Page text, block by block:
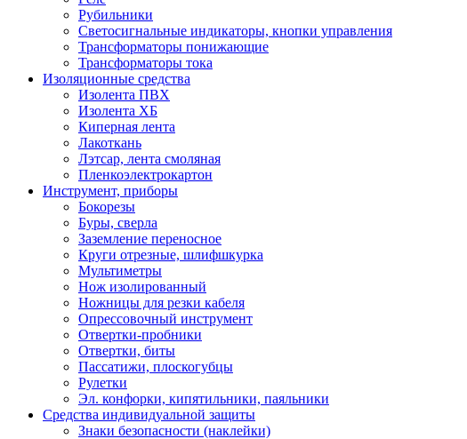
Рубильники
Светосигнальные индикаторы, кнопки управления
Трансформаторы понижающие
Трансформаторы тока
Изоляционные средства
Изолента ПВХ
Изолента ХБ
Киперная лента
Лакоткань
Лэтсар, лента смоляная
Пленкоэлектрокартон
Инструмент, приборы
Бокорезы
Буры, сверла
Заземление переносное
Круги отрезные, шлифшкурка
Мультиметры
Нож изолированный
Ножницы для резки кабеля
Опрессовочный инструмент
Отвертки-пробники
Отвертки, биты
Пассатижи, плоскогубцы
Рулетки
Эл. конфорки, кипятильники, паяльники
Средства индивидуальной защиты
Знаки безопасности (наклейки)